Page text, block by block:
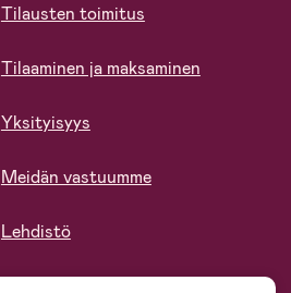
Tilausten toimitus
Tilaaminen ja maksaminen
Yksityisyys
Meidän vastuumme
Lehdistö